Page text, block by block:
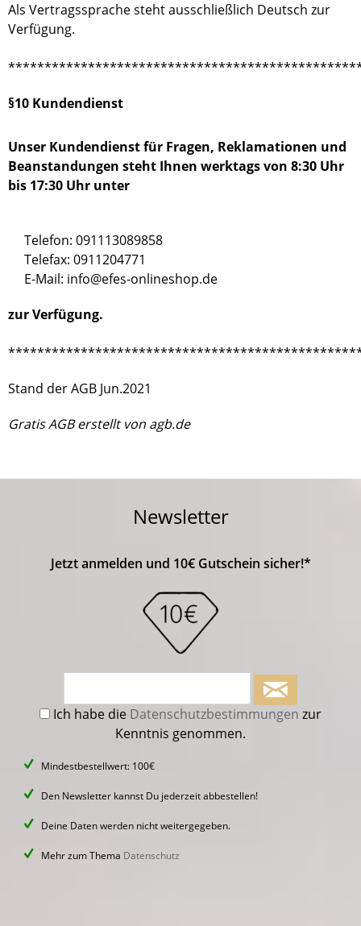
Als Vertragssprache steht ausschließlich Deutsch zur
Verfügung.
§10 Kundendienst
Unser Kundendienst für Fragen, Reklamationen und
Beanstandungen steht Ihnen werktags von 8:30 Uhr
bis 17:30 Uhr unter
Telefon: 091113089858
Telefax: 0911204771
E-Mail: info@efes-onlineshop.de
zur Verfügung.
Stand der AGB Jun.2021
Gratis AGBerstellt von agb.de
Newsletter
Jetzt anmelden und 10€ Gutschein sicher!*
Ich habe die Datenschutzbestimmungen zur
Kenntnis genommen.
Mindestbestellwert: 100€
Den Newsletter kannst Du jederzeit abbestellen!
Deine Daten werden nicht weitergegeben.
Mehr zum Thema Datenschutz